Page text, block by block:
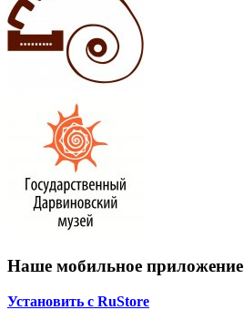
Наше мобильное приложение
Установить с RuStore